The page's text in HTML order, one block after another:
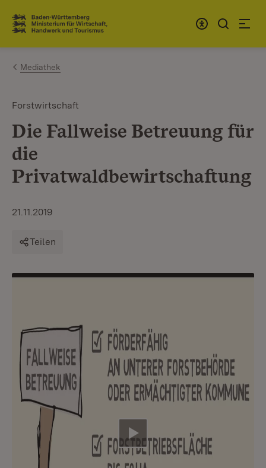
Zum Inhalt springen
Link zur Startseite
Mediathek
Forstwirtschaft
Die Fallweise Betreuung für
die
Privatwaldbewirtschaftung
21.11.2019
Teilen
Video abspielen